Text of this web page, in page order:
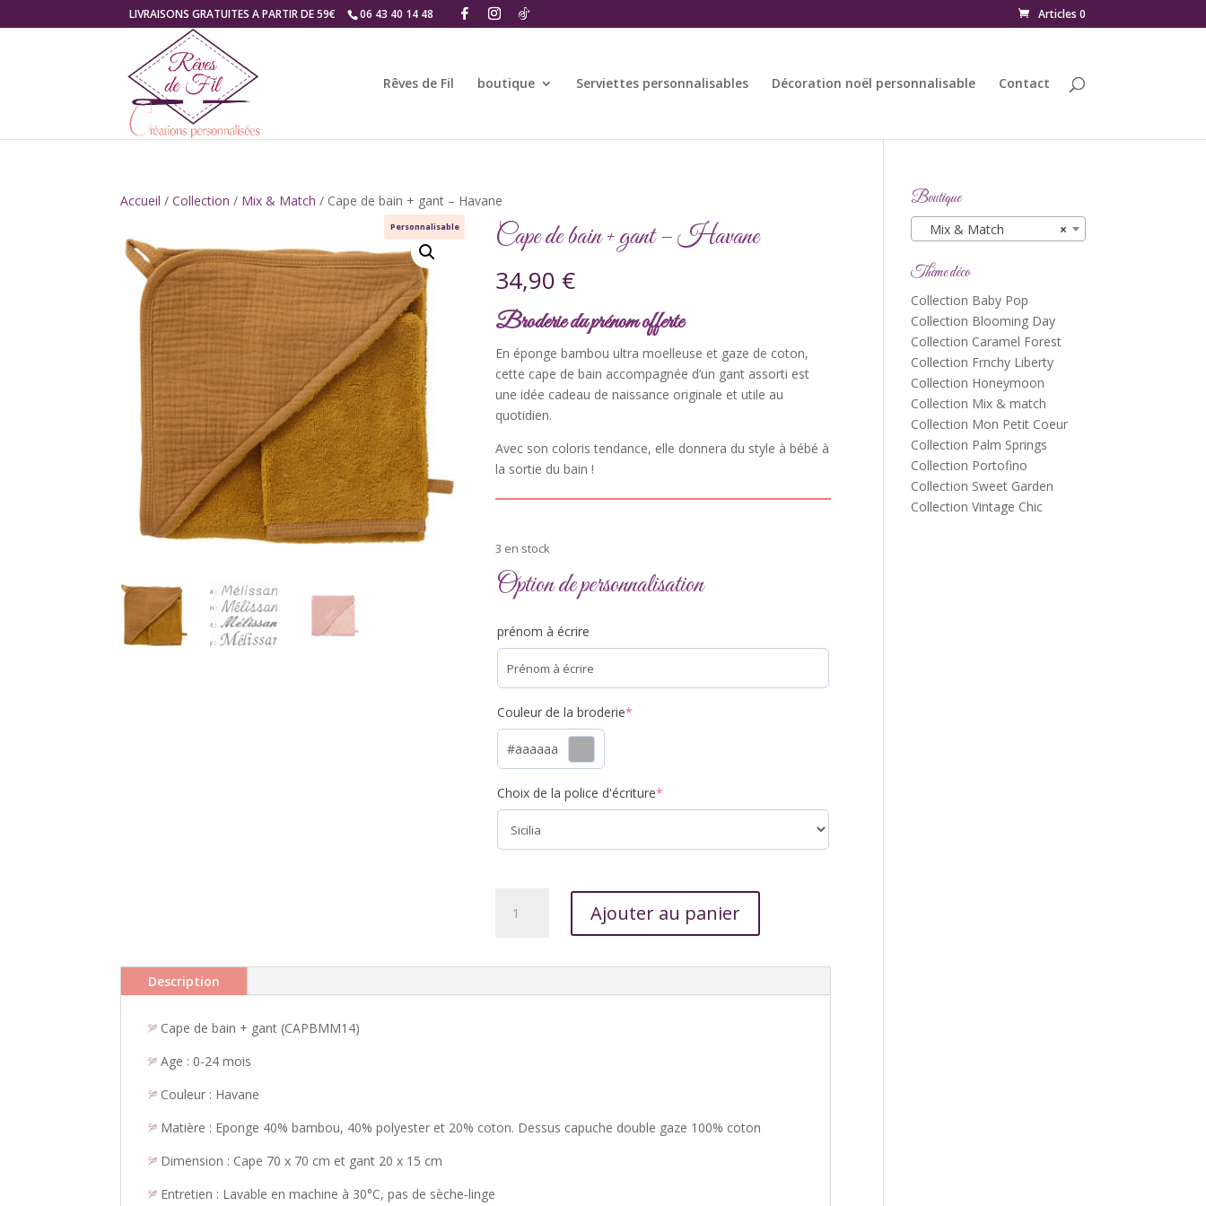
LIVRAISONS GRATUITES A PARTIR DE 59€ 06 43 40 14 48 Articles 0
Rêves de Fil boutique Serviettes personnalisables Décoration noël personnalisable Contact
Accueil /Collection / Mix & Match / Cape de bain + gant – Havane
Personnalisable Cape de bain + gant – Havane
34,90 €
Broderie du prénom offerte
En éponge bambou ultra moelleuse et gaze de coton,
cette cape de bain accompagnée d’un gant assorti est
une idée cadeau de naissance originale et utile au
quotidien.
Avec son coloris tendance, elle donnera du style à bébé à
la sortie du bain !
3 en stock
Option de personnalisation
prénom à écrire
Couleur de la broderie*(required)
#aaaaaa
Choix de la police d'écriture*(required)
+
Ajouter au panier
Description
Cape de bain + gant (CAPBMM14)
Age : 0-24 mois
Couleur : Havane
Matière : Eponge 40% bambou, 40% polyester et 20% coton. Dessus capuche double gaze 100% coton
Dimension : Cape 70 x 70 cm et gant 20 x 15 cm
Entretien : Lavable en machine à 30°C, pas de sèche-linge
Boutique
×
Mix & Match
Thème déco
Collection Baby Pop
Collection Blooming Day
Collection Caramel Forest
Collection Frnchy Liberty
Collection Honeymoon
Collection Mix & match
Collection Mon Petit Coeur
Collection Palm Springs
Collection Portofino
Collection Sweet Garden
Collection Vintage Chic